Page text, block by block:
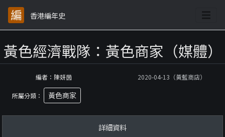
香港編年史
黃色經濟戰隊：黃色商家（媒體）
編者：陳妍茵 2020-04-13（黃藍商店）
所屬分類： 黃色商家
詳細資料